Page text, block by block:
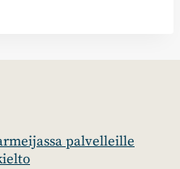
palvelleille